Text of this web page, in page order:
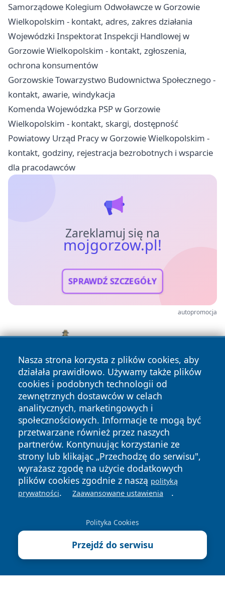
Samorządowe Kolegium Odwoławcze w Gorzowie
Wielkopolskim - kontakt, adres, zakres działania
Wojewódzki Inspektorat Inspekcji Handlowej w
Gorzowie Wielkopolskim - kontakt, zgłoszenia,
ochrona konsumentów
Gorzowskie Towarzystwo Budownictwa Społecznego -
kontakt, awarie, windykacja
Komenda Wojewódzka PSP w Gorzowie
Wielkopolskim - kontakt, skargi, dostępność
Powiatowy Urząd Pracy w Gorzowie Wielkopolskim -
kontakt, godziny, rejestracja bezrobotnych i wsparcie
dla pracodawców
Zareklamuj się na
mojgorzow.pl!
SPRAWDŹ SZCZEGÓŁY
autopromocja
Nasza strona korzysta z plików cookies, aby
działała prawidłowo. Używamy także plików
cookies i podobnych technologii od
zewnętrznych dostawców w celach
analitycznych, marketingowych i
społecznościowych. Informacje te mogą być
przetwarzane również przez naszych
partnerów. Kontynuując korzystanie ze
strony lub klikając „Przechodzę do serwisu",
wyrażasz zgodę na użycie dodatkowych
plików cookies zgodnie z naszą polityką
prywatności. Zaawansowane ustawienia .
Polityka Cookies
Przejdź do serwisu
Copyright © 2026 mojgorzow.pl Wszystkie prawa zastrzeżone.
News Autorzy
Polityka
Polityka